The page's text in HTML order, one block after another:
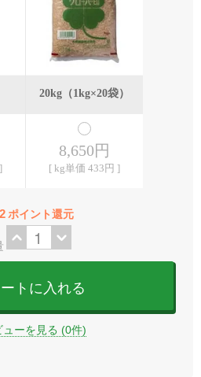
20kg（1kg×20袋）
8,650円
[ kg単価 433円 ]
ポイント還元
トに入れる
ューを見る (0件)